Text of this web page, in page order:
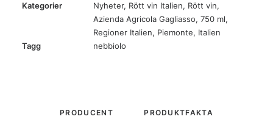
Kategorier
Nyheter, Rött vin Italien, Rött vin,
Azienda Agricola Gagliasso, 750 ml,
Regioner Italien, Piemonte, Italien
Tagg
nebbiolo
PRODUCENT PRODUKTFAKTA